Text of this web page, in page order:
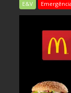
E&V